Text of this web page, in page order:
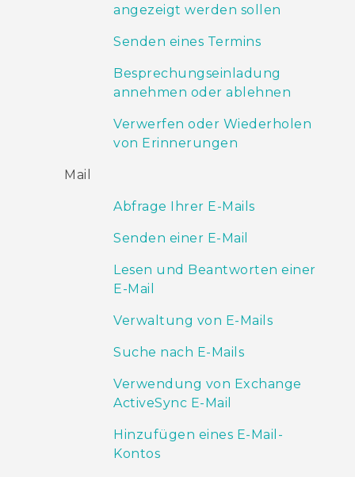
angezeigt werden sollen
Senden eines Termins
Besprechungseinladung
annehmen oder ablehnen
Verwerfen oder Wiederholen
von Erinnerungen
Mail
Abfrage Ihrer E-Mails
Senden einer E-Mail
Lesen und Beantworten einer
E-Mail
Verwaltung von E-Mails
Suche nach E-Mails
Verwendung von Exchange
ActiveSync E-Mail
Hinzufügen eines E-Mail-
Kontos